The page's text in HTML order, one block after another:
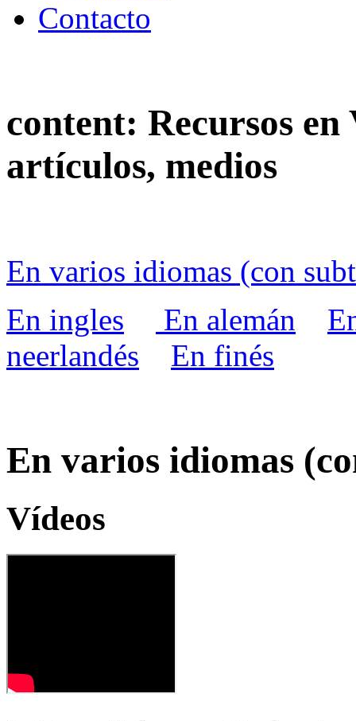
Contacto
content: Recursos
artículos, medios
En varios idiomas (con
En ingles
En alemán
neerlandés
En finés
En varios idiomas
Vídeos